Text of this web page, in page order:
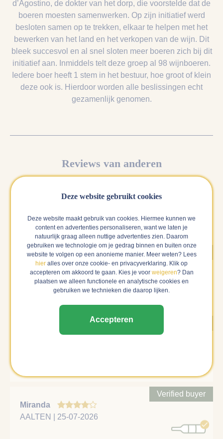
d’Agostino, de dokter van het dorp, die voorstelde dat de
boeren moesten samenwerken. Op zijn initiatief werd
besloten samen op te trekken, elkaar te helpen met het
bewerken van het land en het verkopen van de wijn. Dit
bleek succesvol en al snel sloten meer boeren zich bij dit
initiatief aan. Inmiddels telt deze groep al 98 wijnboeren.
Iedere boer heeft 1 stem in het bestuur, hoe groot of klein
deze ook is. Hierdoor worden alle beslissingen echt
gezamenlijk genomen.
Reviews van anderen
zeker weten dat een review gedaan is door een verfied
meewegen in het gemiddelde cijfer.
Denise
HEENVLIET | 29-07-2026
Verified buyer
Toegankelijk, niet bijzonder
Miranda
AALTEN | 25-07-2026
Verified buyer
Deze website gebruikt cookies
Deze website maakt gebruik van cookies. Hiermee kunnen we
content en advertenties personaliseren, want we laten je
natuurlijk graag alleen nuttige advertenties zien. Daarom
gebruiken we technologie om je gedrag binnen en buiten onze
website te volgen op een anonieme manier. Meer weten? Lees
hier alles over onze cookie- en privacyverklaring. Klik op
accepteren om akkoord te gaan. Kies je voor weigeren? Dan
plaatsen we alleen functionele en analytische cookies en
gebruiken we technieken die daarop lijken.
Accepteren